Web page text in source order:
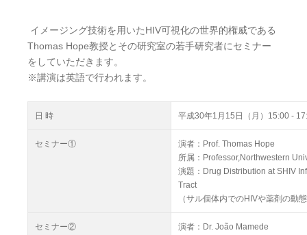
イメージング技術を用いたHIV可視化の世界的権威である
Thomas Hope教授とその研究室の若手研究者にセミナー
をしていただきます。
※講演は英語で行われます。
日 時 平成30年1月15日（月）15:00 -
セミナー①
演者：Prof. Thomas Hope
所属：Professor,Northwestern
演題：Drug Distribution at SHIV
Tract
（サル個体内でのHIVや薬剤の動
セミナー②
演者：Dr. João Mamede